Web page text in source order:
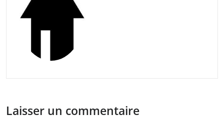
Laisser un commentaire